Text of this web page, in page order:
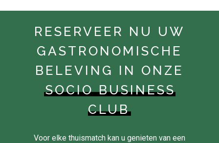
RESERVEER NU UW
GASTRONOMISCHE
BELEVING IN ONZE
SOCIO BUSINESS
CLUB
Voor elke thuismatch kan u genieten van een